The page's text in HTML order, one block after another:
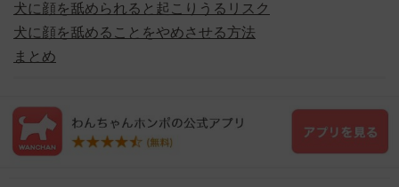
犬に顔を舐められると起こりうるリスク
犬に顔を舐めることをやめさせる方法
まとめ